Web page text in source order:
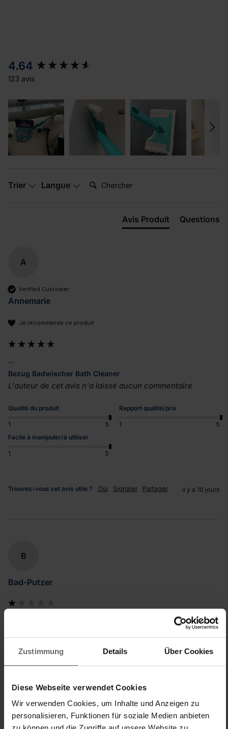
Zustimmung Details Über Cookies
Diese Webseite verwendet Cookies
Wir verwenden Cookies, um Inhalte und Anzeigen zu
personalisieren, Funktionen für soziale Medien anbieten
4.64
123 avis
Trier Langue Chercher:
Avis Produit Questions
A
Verified Customer
Annemarie
Je recommande ce produit
...
Bezug Badwischer Bath Cleaner
L'auteur de cet avis n'a laissé aucun commentaire
Qualité du produit
1 5
Rapport qualité/prix
1
5
Facile à manipuler/à utiliser
1 5
Trouvez-vous cet avis utile ? Oui Signaler Partager il y a 10 jours
B
Bad-Putzer
Der Bezug taugt nichts. Ich hatte insgesamt 4 Stück und bei
allen war innerhalb kürzester Zeit der Gummi so ausgeleiert,
dass er beim Putzen vom Wischer rutschte. Absolut
Facile à manipuler/à utiliser
5
Rapport qualité/prix
1
New content loaded